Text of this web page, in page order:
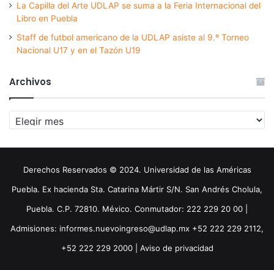
La Capilla del Arte UDLAP se suma a la Feria Internacional del
Libro en Puebla
Staff de futbol americano de la UDLAP asiste al 9.º Torneo
Nacional U17 y en el Tazón U19
Archivos
Archivos
Derechos Reservados © 2024. Universidad de las Américas
Puebla. Ex hacienda Sta. Catarina Mártir S/N. San Andrés Cholula,
Puebla. C.P. 72810. México. Conmutador: 222 229 20 00 |
Admisiones: informes.nuevoingreso@udlap.mx +52 222 229 2112,
+52 222 229 2000 | Aviso de privacidad